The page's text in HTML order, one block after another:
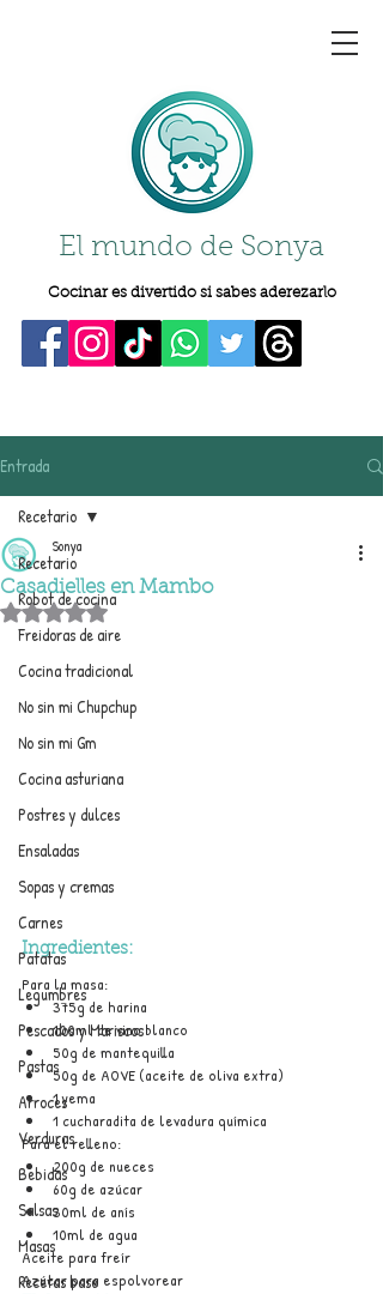
El mundo de Sonya
Cocinar es divertido si sabes aderezarlo
Entrada
Recetario
Robot de cocina
Freidoras de aire
Cocina tradicional
No sin mi Chupchup
No sin mi Gm
Cocina asturiana
Postres y dulces
Ensaladas
Sopas y cremas
Carnes
Patatas
Legumbres
Pescados y Mariscos
Pastas
Arroces
Verduras
Bebidas
Salsas
Masas
Recetas base
Recetario
Casadielles en Mambo
Sonya
Obtuvo NaN de 5 estrellas.
Ingredientes:
Para la masa:
375g de harina
100ml de vino blanco
50g de mantequilla
50g de AOVE (aceite de oliva extra)
1 yema
1 cucharadita de levadura química
Para el relleno:
200g de nueces
60g de azúcar
30ml de anís
10ml de agua
Aceite para freír
Azúcar para espolvorear